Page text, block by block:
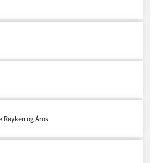
Røyken og Åros